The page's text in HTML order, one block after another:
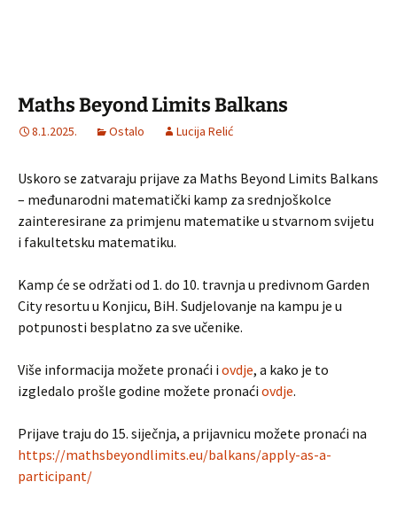
Maths Beyond Limits Balkans
8.1.2025. Ostalo Lucija Relić
Uskoro se zatvaraju prijave za Maths Beyond Limits Balkans
– međunarodni matematički kamp za srednjoškolce
zainteresirane za primjenu matematike u stvarnom svijetu
i fakultetsku matematiku.
Kamp će se održati od 1. do 10. travnja u predivnom Garden
City resortu u Konjicu, BiH. Sudjelovanje na kampu je u
potpunosti besplatno za sve učenike.
Više informacija možete pronaći i ovdje, a kako je to
izgledalo prošle godine možete pronaći ovdje.
Prijave traju do 15. siječnja, a prijavnicu možete pronaći na
https://mathsbeyondlimits.eu/balkans/apply-as-a-
participant/